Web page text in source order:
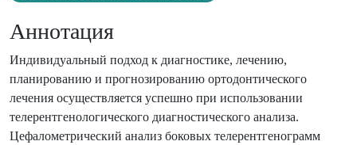
Аннотация
Индивидуальный подход к диагностике, лечению,
планированию и прогнозированию ортодонтического
лечения осуществляется успешно при использовании
телерентгенологического диагностического анализа.
Цефалометрический анализ боковых телерентгенограмм